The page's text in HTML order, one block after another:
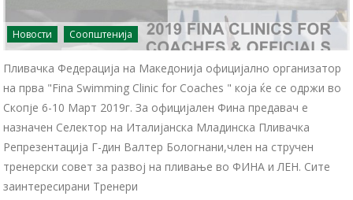
Новости Соопштенија
Пливачка Федерација на Македонија официјално организатор
на прва "Fina Swimming Clinic for Coaches " која ќе се одржи во
Скопје 6-10 Март 2019г. За официјален Фина предавач е
назначен Селектор на Италијанска Младинска Пливачка
Репрезентација Г-дин Валтер Бологнани,член на стручен
тренерски совет за развој на пливање во ФИНА и ЛЕН. Сите
заинтересирани Тренери